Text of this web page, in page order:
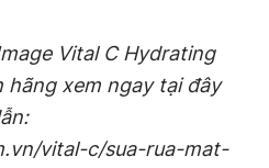
Vital C Hydrating
hãng xem ngay tại đây
vital-c/sua-rua-mat-